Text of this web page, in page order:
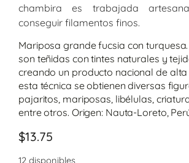
chambira es trabajada
conseguir filamentos finos.
Mariposa grande fucsia con
son teñidas con tintes naturales y
creando un producto nacional de alta
esta técnica se obtienen diversas
pajaritos, mariposas, libélulas,
entre otros. Origen: Nauta-Loreto,
$13.75
12 disponibles